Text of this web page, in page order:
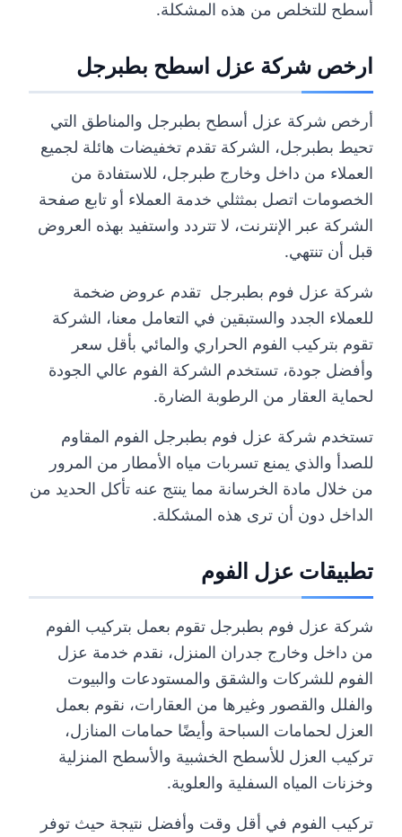
أسطح للتخلص من هذه المشكلة.
ارخص شركة عزل اسطح بطبرجل
أرخص شركة عزل أسطح بطبرجل والمناطق التي
تحيط بطبرجل، الشركة تقدم تخفيضات هائلة لجميع
العملاء من داخل وخارج طبرجل، للاستفادة من
الخصومات اتصل بمثثلي خدمة العملاء أو تابع صفحة
الشركة عبر الإنترنت، لا تتردد واستفيد بهذه العروض
قبل أن تنتهي.
شركة عزل فوم بطبرجل تقدم عروض ضخمة
للعملاء الجدد والستبقين في التعامل معنا، الشركة
تقوم بتركيب الفوم الحراري والمائي بأقل سعر
وأفضل جودة، تستخدم الشركة الفوم عالي الجودة
لحماية العقار من الرطوبة الضارة.
تستخدم شركة عزل فوم بطبرجل الفوم المقاوم
للصدأ والذي يمنع تسربات مياه الأمطار من المرور
من خلال مادة الخرسانة مما ينتج عنه تأكل الحديد من
الداخل دون أن ترى هذه المشكلة.
تطبيقات عزل الفوم
شركة عزل فوم بطبرجل تقوم بعمل بتركيب الفوم
من داخل وخارج جدران المنزل، نقدم خدمة عزل
الفوم للشركات والشقق والمستودعات والبيوت
والفلل والقصور وغيرها من العقارات، نقوم بعمل
العزل لحمامات السباحة وأيضًا حمامات المنازل،
تركيب العزل للأسطح الخشبية والأسطح المنزلية
وخزنات المياه السفلية والعلوية.
تركيب الفوم في أقل وقت وأفضل نتيجة حيث توفر